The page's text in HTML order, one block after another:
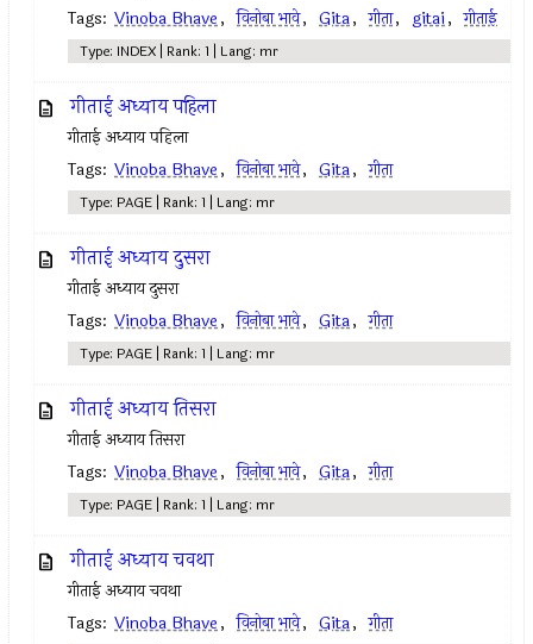
Tags: Vinoba Bhave, विनोबा भावे, Gita, गीता, gitai, गीताई
Type: INDEX | Rank: 1 | Lang: mr
गीताई अध्याय पहिला
गीताई अध्याय पहिला
Tags: Vinoba Bhave, विनोबा भावे, Gita, गीता
Type: PAGE | Rank: 1 | Lang: mr
गीताई अध्याय दुसरा
गीताई अध्याय दुसरा
Tags: Vinoba Bhave, विनोबा भावे, Gita, गीता
Type: PAGE | Rank: 1 | Lang: mr
गीताई अध्याय तिसरा
गीताई अध्याय तिसरा
Tags: Vinoba Bhave, विनोबा भावे, Gita, गीता
Type: PAGE | Rank: 1 | Lang: mr
गीताई अध्याय चवथा
गीताई अध्याय चवथा
Tags: Vinoba Bhave, विनोबा भावे, Gita, गीता